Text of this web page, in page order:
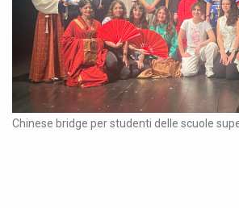
Chinese bridge per studenti delle scuole